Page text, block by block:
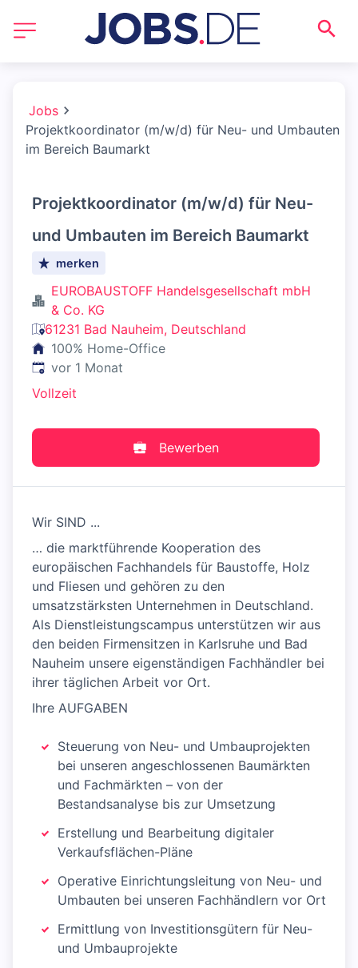
Jobs
Projektkoordinator (m/w/d) für Neu- und Umbauten
im Bereich Baumarkt
Projektkoordinator (m/w/d) für Neu-
und Umbauten im Bereich Baumarkt
merken
EUROBAUSTOFF Handelsgesellschaft mbH
& Co. KG
61231 Bad Nauheim, Deutschland
100% Home-Office
Veröffentlicht:
vor 1 Monat
Vollzeit
Bewerben
Wir SIND ...
… die marktführende Kooperation des
europäischen Fachhandels für Baustoffe, Holz
und Fliesen und gehören zu den
umsatzstärksten Unternehmen in Deutschland.
Als Dienstleistungscampus unterstützen wir aus
den beiden Firmensitzen in Karlsruhe und Bad
Nauheim unsere eigenständigen Fachhändler bei
ihrer täglichen Arbeit vor Ort.
Ihre AUFGABEN
Steuerung von Neu- und Umbauprojekten
bei unseren angeschlossenen Baumärkten
und Fachmärkten – von der
Bestandsanalyse bis zur Umsetzung
Erstellung und Bearbeitung digitaler
Verkaufsflächen-Pläne
Operative Einrichtungsleitung von Neu- und
Umbauten bei unseren Fachhändlern vor Ort
Ermittlung von Investitionsgütern für Neu-
und Umbauprojekte